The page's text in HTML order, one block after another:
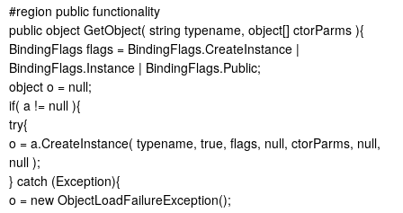
#region public functionality
public object GetObject( string typename, object[] ctorParms ){
BindingFlags flags = BindingFlags.CreateInstance |
BindingFlags.Instance | BindingFlags.Public;
object o = null;
if( a != null ){
try{
o = a.CreateInstance( typename, true, flags, null, ctorParms, null,
null );
} catch (Exception){
o = new ObjectLoadFailureException();